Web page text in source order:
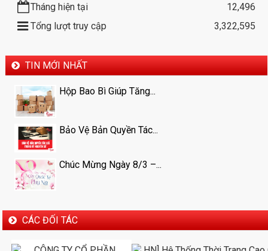
Tháng hiện tại
12,496
Tổng lượt truy cập
3,322,595
TIN MỚI NHẤT
Hộp Bao Bì Giúp Tăng...
Bảo Vệ Bản Quyền Tác...
Chúc Mừng Ngày 8/3 –...
CÁC ĐỐI TÁC